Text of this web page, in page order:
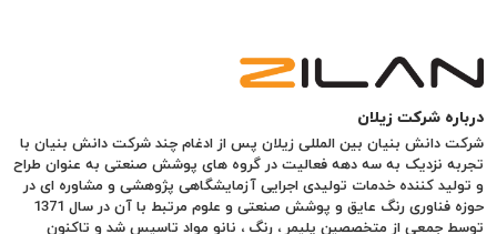
درباره شرکت زیلان
شرکت دانش بنیان بین المللی زیلان پس از ادغام چند شرکت دانش بنیان با
تجربه نزدیک به سه دهه فعالیت در گروه های پوشش صنعتی به عنوان طراح
و تولید کننده خدمات تولیدی اجرایی آزمایشگاهی پژوهشی و مشاوره ای در
حوزه فناوری رنگ عایق و پوشش صنعتی و علوم مرتبط با آن در سال 1371
توسط جمعی از متخصصین پلیمر ، رنگ ، نانو مواد تاسیس شد و تاکنون